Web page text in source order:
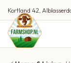
Kortland 42,